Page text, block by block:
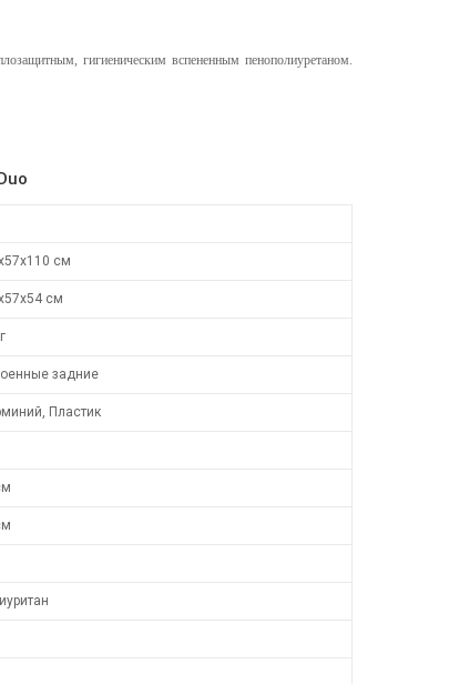
гигиеническим вспененным пенополиуретаном.
см
см
задние
Пластик